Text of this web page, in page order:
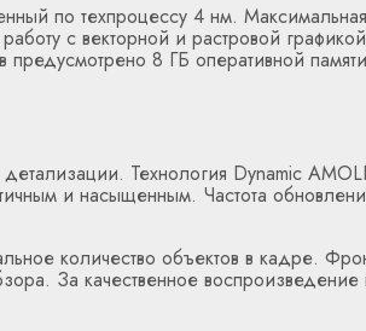
по техпроцессу 4 нм. Максимальная
с векторной и растровой
8 ГБ оперативной
Технология Dynamic
и насыщенным. Частота
количество объектов в кадре.
За качественное воспроизведение